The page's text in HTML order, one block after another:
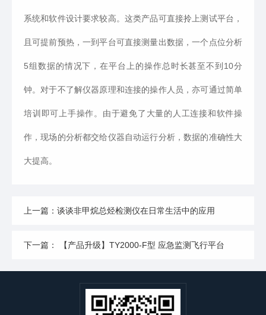
系统和软件设计要求较高。这类产品可直接拎上测试平台，
且可提前预热，一到平台可直接测量出数据，一个点位分析
5组数据的情况下，在平台上的操作总时长甚至不到10分
钟。对于不了解仪器原理和连接的操作人员，亦可通过简单
培训即可上手操作。由于避免了大量的人工连接和软件操
作，现场的分析都交给仪器自动运行分析，数据的准确性大
大提高。
上一篇：谈谈非甲烷总烃检测仪在日常生活中的应用
下一篇： 【产品升级】TY2000-F型 应急监测飞行平台